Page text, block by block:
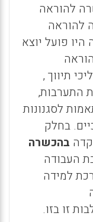
להוראה
להוראה
פועל יוצא
תיווך ,
התערבות,
לסגנונות
בחלק
בהכשרה
העבודה
למידה
זו בזו.